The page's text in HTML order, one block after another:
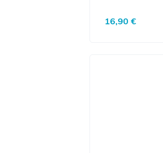
Regulärer Preis:
16,90 €